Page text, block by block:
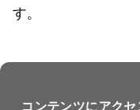
す。
コンテンツにアク